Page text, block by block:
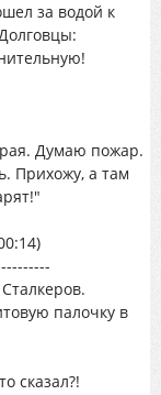
за водой к
Думаю пожар.
Прихожу, а там
палочку в
сказал?!